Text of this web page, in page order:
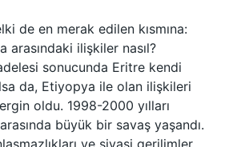
de en merak edilen kısmına:
arasındaki ilişkiler nasıl?
sonucunda Eritre kendi
da, Etiyopya ile olan ilişkileri
oldu. 1998-2000 yılları
büyük bir savaş yaşandı.
ve siyasi gerilimler